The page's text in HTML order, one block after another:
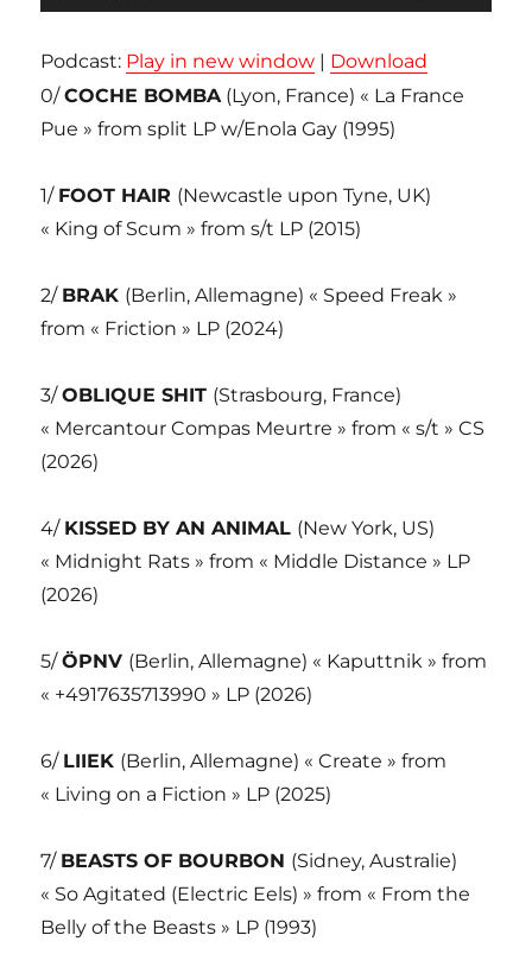
audio
Podcast: Play in new window | Download
0/COCHE BOMBA(Lyon, France) « La France
Pue » from split LP w/Enola Gay (1995)
1/ FOOT HAIR (Newcastle upon Tyne, UK)
« King of Scum » from s/t LP (2015)
2/ BRAK (Berlin, Allemagne) « Speed Freak »
from « Friction » LP (2024)
3/OBLIQUE SHIT (Strasbourg, France)
« Mercantour Compas Meurtre » from « s/t » CS
(2026)
4/ KISSED BY AN ANIMAL (New York, US)
« Midnight Rats » from « Middle Distance » LP
(2026)
5/ÖPNV (Berlin, Allemagne) « Kaputtnik » from
« +4917635713990 » LP (2026)
6/ LIIEK (Berlin, Allemagne) « Create » from
« Living on a Fiction » LP (2025)
7/ BEASTS OF BOURBON (Sidney, Australie)
« So Agitated (Electric Eels) » from « From the
Belly of the Beasts » LP (1993)